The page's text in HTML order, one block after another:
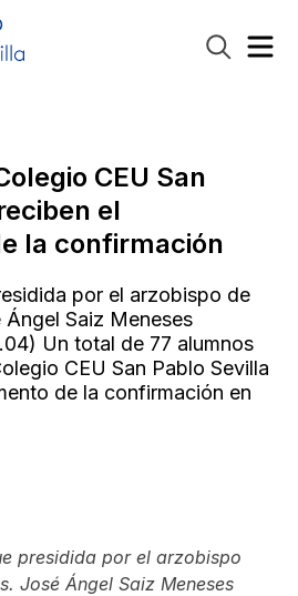
CEU San
el
la confirmación
por el arzobispo de
Saiz Meneses
Un total de 77 alumnos
CEU San Pablo Sevilla
de la confirmación en
presidida por el arzobispo
José Ángel Saiz Meneses